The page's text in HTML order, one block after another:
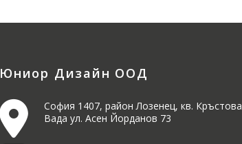
Юниор Дизайн ООД
София 1407, район Лозенец, кв. Кръстова
Вада ул. Асен Йорданов 73